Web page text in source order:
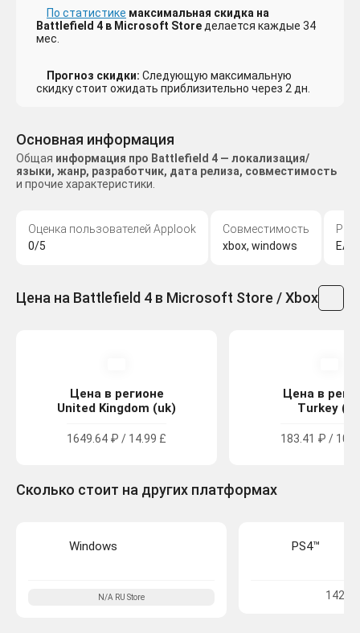
По статистике максимальная скидка на
Battlefield 4 в Microsoft Storeделается каждые 34
мес.
Прогноз скидки: Следующую максимальную
скидку стоит ожидать приблизительно через 2 дн.
Основная информация
Общая информация про Battlefield 4 — локализация/
языки, жанр, разработчик, дата релиза, совместимость
и прочие характеристики.
Оценка пользователей Applook
0/5
Совместимость
xbox, windows
EA
Цена на Battlefield 4 в Microsoft Store / Xbox
Цена в регионе
United Kingdom (uk)
1649.64 ₽ / 14.99 £
Цена в
Turkey
183.41 ₽ /
Сколько стоит на других платформах
Windows
N/A RU Store
PS4™
1429